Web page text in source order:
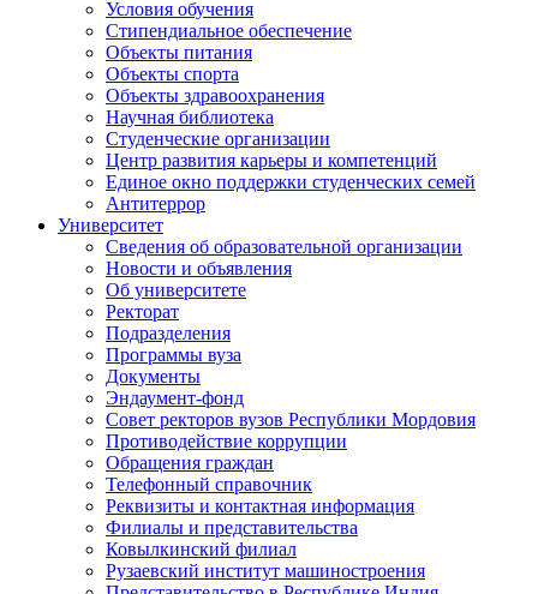
Условия обучения
Стипендиальное обеспечение
Объекты питания
Объекты спорта
Объекты здравоохранения
Научная библиотека
Студенческие организации
Центр развития карьеры и компетенций
Единое окно поддержки студенческих семей
Антитеррор
Университет
Сведения об образовательной организации
Новости и объявления
Об университете
Ректорат
Подразделения
Программы вуза
Документы
Эндаумент-фонд
Совет ректоров вузов Республики Мордовия
Противодействие коррупции
Обращения граждан
Телефонный справочник
Реквизиты и контактная информация
Филиалы и представительства
Ковылкинский филиал
Рузаевский институт машиностроения